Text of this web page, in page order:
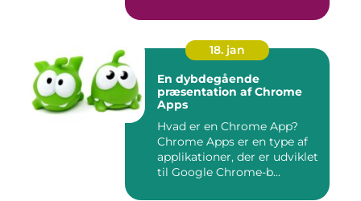
18. jan
En dybdegående
præsentation af Chrome
Apps
Hvad er en Chrome App?
Chrome Apps er en type af
applikationer, der er udviklet
til Google Chrome-b...